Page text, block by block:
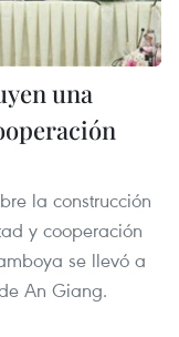
una
la construcción
y cooperación
se llevó a
An Giang.